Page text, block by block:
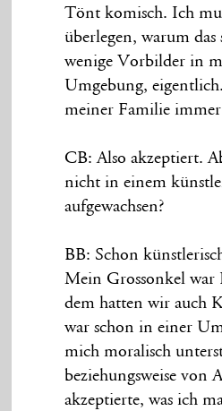
Tönt komisch. Ich
überlegen, warum das
wenige Vorbilder in
Umgebung,
meiner Familie
CB: Also akzeptiert.
nicht in einem
aufgewachsen?
BB: Schon
Mein Grossonkel war
dem hatten wir auch
war schon in einer
mich moralisch
beziehungsweise von
akzeptierte, was ich